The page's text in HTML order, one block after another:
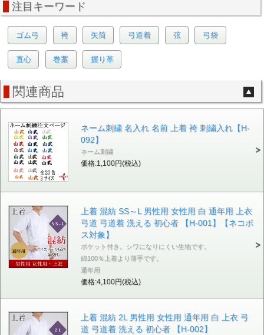
注目キーワード
ゴム弓 袴 矢筒 弓道着 弦 弓袋
直心 巻藁 握り革
関連商品
ネーム刺繍 名入れ 名前 上着 袴 刺繍入れ【H-
092】
ネーム刺繍
価格:1,100円(税込)
上着 混紡 SS～L 男性用 女性用 白 通年用 上衣
弓道 弓道着 洗える 初心者 【H-001】【ネコポ
ス対象】
ポケット付き。シワになりにくい生地です。
綿100％上着より薄手です。
通年用
価格:4,100円(税込)
上着 混紡 2L 男性用 女性用 通年用 白 上衣 弓
道 弓道着 洗える 初心者 【H-002】